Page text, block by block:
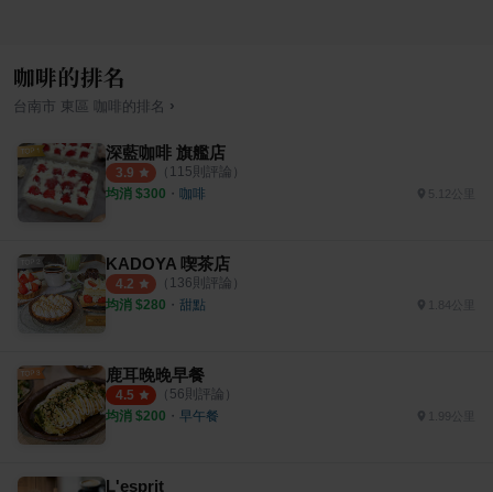
咖啡的排名
台南市 東區 咖啡 的排名 ›
深藍咖啡 旗艦店
3.9 （ 115則評論）
均消 $300 ・ 咖啡 5.12公里
KADOYA 喫茶店
4.2 （ 136則評論）
均消 $280 ・ 甜點 1.84公里
鹿耳晚晚早餐
4.5 （ 56則評論）
均消 $200 ・ 早午餐
L'esprit